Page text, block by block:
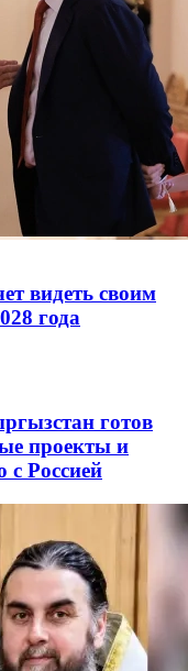
видеть своим
года
готов
проекты и
с Россией